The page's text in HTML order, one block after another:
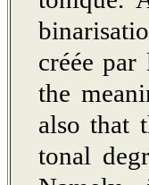
créée
the
also that
tonal